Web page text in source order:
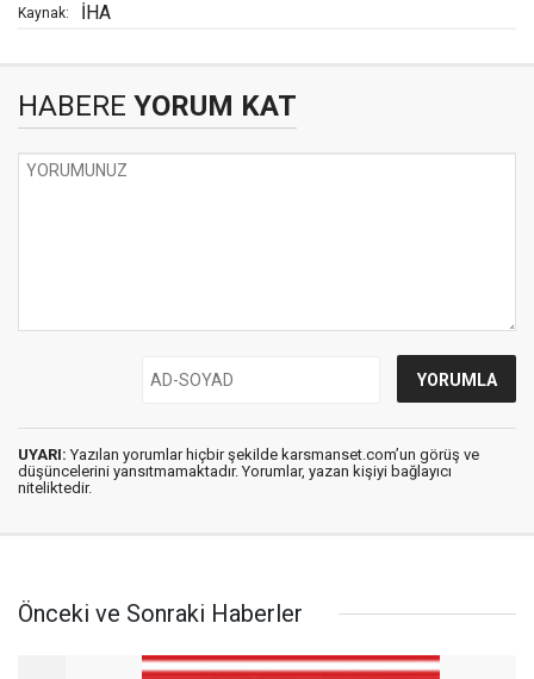
Kaynak: İHA
HABERE YORUM KAT
UYARI: Yazılan yorumlar hiçbir şekilde karsmanset.com’un görüş ve
düşüncelerini yansıtmamaktadır. Yorumlar, yazan kişiyi bağlayıcı
niteliktedir.
Önceki ve Sonraki Haberler